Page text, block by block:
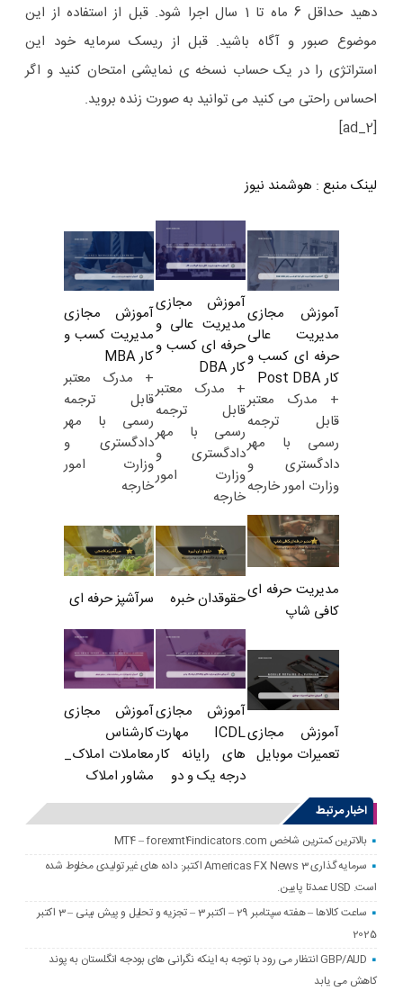
دهید حداقل 6 ماه تا 1 سال اجرا شود. قبل از استفاده از این
موضوع صبور و آگاه باشید. قبل از ریسک سرمایه خود این
استراتژی را در یک حساب نسخه ی نمایشی امتحان کنید و اگر
احساس راحتی می کنید می توانید به صورت زنده بروید.
[ad_2]
لینک منبع : هوشمند نیوز
آموزش مجازی
مدیریت عالی
حرفه ای کسب و
کار Post DBA
+ مدرک معتبر
قابل ترجمه
رسمی با مهر
دادگستری و
وزارت امور خارجه
آموزش مجازی
مدیریت عالی و
حرفه ای کسب و
کار DBA
+ مدرک معتبر
قابل ترجمه
رسمی با مهر
دادگستری و
وزارت امور
خارجه
آموزش مجازی
مدیریت کسب و
کار MBA
+ مدرک معتبر
قابل ترجمه
رسمی با مهر
دادگستری و
وزارت امور
خارجه
مدیریت حرفه ای
کافی شاپ
حقوقدان خبره سرآشپز حرفه ای
آموزش مجازی
تعمیرات موبایل
آموزش مجازی
ICDL مهارت
های رایانه کار
درجه یک و دو
آموزش مجازی
کارشناس
معاملات املاک_
مشاور املاک
اخبار مرتبط
بالاترین کمترین شاخص MT4 – forexmt4indicators.com
سرمایه گذاری Americas FX News 3 اکتبر: داده های غیر تولیدی مخلوط شده
است. USD عمدتا پایین.
ساعت کالاها – هفته سپتامبر 29 – اکتبر 3 – تجزیه و تحلیل و پیش بینی – 3 اکتبر
2025
GBP/AUD انتظار می رود با توجه به اینکه نگرانی های بودجه انگلستان به پوند
کاهش می یابد